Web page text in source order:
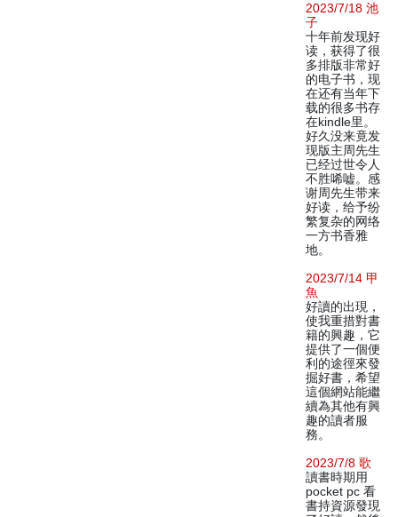
2023/7/18 池
子
十年前发现好
读，获得了很
多排版非常好
的电子书，现
在还有当年下
载的很多书存
在kindle里。
好久没来竟发
现版主周先生
已经过世令人
不胜唏嘘。感
谢周先生带来
好读，给予纷
繁复杂的网络
一方书香雅
地。
2023/7/14 甲
魚
好讀的出現，
使我重措對書
籍的興趣，它
提供了一個便
利的途徑來發
掘好書，希望
這個網站能繼
續為其他有興
趣的讀者服
務。
2023/7/8 歌
讀書時期用
pocket pc 看
書持資源發現